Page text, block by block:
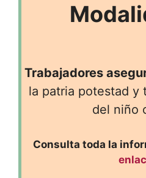
Trabajadores
la patria potestad y
del niño
Consulta toda la